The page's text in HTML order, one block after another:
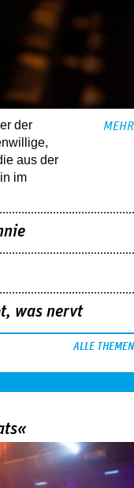
der
aus der
im
MEHR
was nervt
ALLE THEMEN